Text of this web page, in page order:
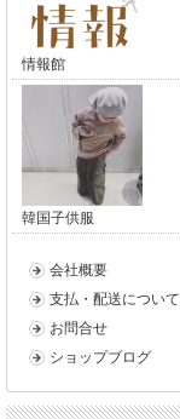
情報館
韓国子供服
会社概要
支払・配送について
お問合せ
ショップブログ